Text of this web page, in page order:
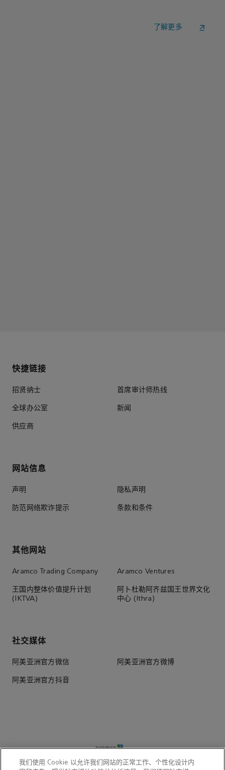
了解更多
快捷链接
招贤纳士 首席审计师热线
全球办公室 新闻
供应商
网站信息
声明 隐私声明
防范网络欺诈提示 条款和条件
其他网站
Aramco Trading Company Aramco Ventures
王国内整体价值提升计划
(IKTVA)
阿卜杜勒阿齐兹国王世界文化
中心 (Ithra)
社交媒体
阿美亚洲官方微信 阿美亚洲官方微博
阿美亚洲官方抖音
我们使用 Cookie 以允许我们网站的正常工作、个性化设计内